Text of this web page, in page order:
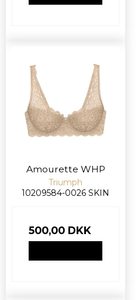
Amourette WHP
Triumph
10209584-0026 SKIN
500,00 DKK